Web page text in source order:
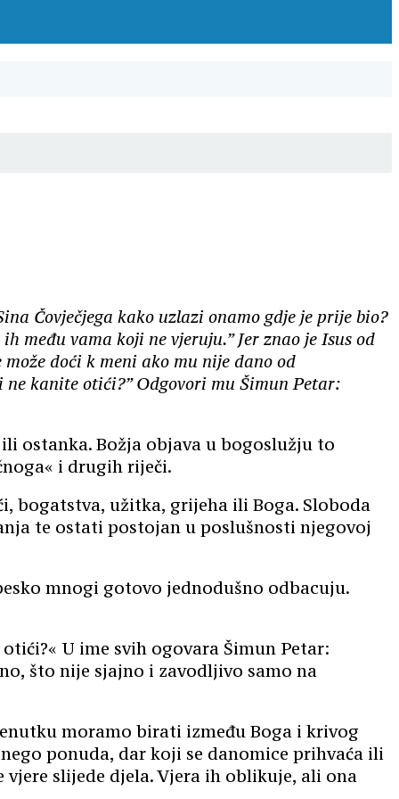
Čovječjega kako uzlazi onamo gdje je prije bio?
među vama koji ne vjeruju.” Jer znao je Isus od
doći k meni ako mu nije dano od
ne kanite otići?”Odgovori mu Šimun Petar:
ostanka. Božja objava u bogoslužju to
i drugih riječi.
bogatstva, užitka, grijeha ili Boga. Sloboda
te ostati postojan u poslušnosti njegovoj
mnogi gotovo jednodušno odbacuju.
U ime svih ogovara Šimun Petar:
što nije sjajno i zavodljivo samo na
moramo birati između Boga i krivog
ponuda, dar koji se danomice prihvaća ili
vjere slijede djela. Vjera ih oblikuje, ali ona